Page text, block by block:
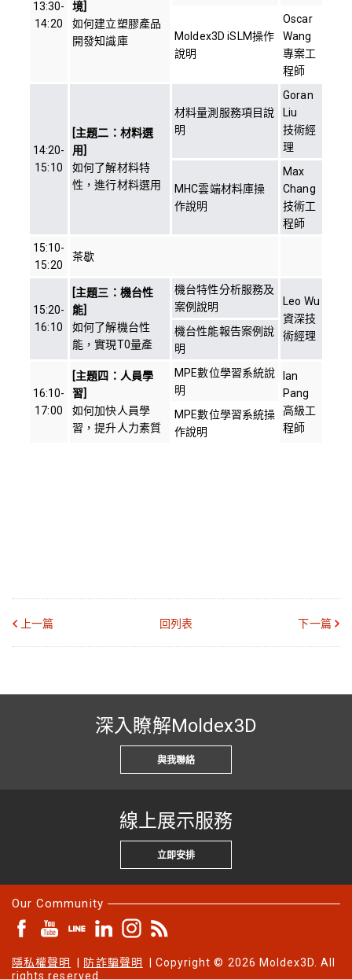
13:30-
14:20
境]
如何建立塑膠產品
開發知識庫
Moldex3D iSLM操作
說明
Oscar
Wang
專案工
程師
14:20-
15:10
[主題二：材料選
用]
如何了解材料特
性，進行材料選用
材料量測服務項目說
明
Goran
Liu
技術經
理
MHC雲端材料庫操
作說明
Max
Chang
技術工
程師
15:10-
15:20
茶歇
15:20-
16:10
[主題三：機台性
能]
如何了解機台性
能，實現T0量產
機台特性分析服務及
案例說明
Leo Wu
資深技
術經理
機台性能報告案例說
明
16:10-
17:00
[主題四：人員學
習]
如何加快人員學
習，提升人力素質
MPE數位學習系統說
明
Ian
Pang
高級工
程師
MPE數位學習系統操
作說明
上一篇 回列表 下一篇
深入瞭解Moldex3D
與我聯絡
線上展示服務
立即安排
Our Community
隱私權聲明 | 防詐騙聲明
| Copyright © 2026 Moldex3D. All
rights reserved.